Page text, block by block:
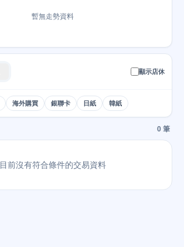
暫無走勢資料
顯示店休
海外購買 銀聯卡 日紙 韓紙
0 筆
目前沒有符合條件的交易資料